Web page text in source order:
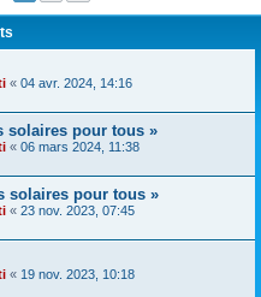
c
« 04 avr. 2024, 14:16
solaires pour tous »
« 06 mars 2024, 11:38
solaires pour tous »
« 23 nov. 2023, 07:45
« 19 nov. 2023, 10:18